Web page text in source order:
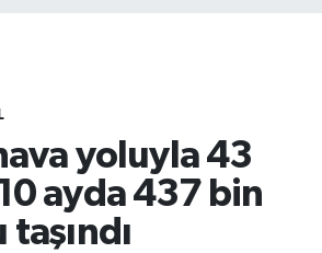
yoluyla 43
ayda 437 bin